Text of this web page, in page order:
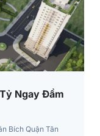
Ngay Đầm
Bích Quận Tân